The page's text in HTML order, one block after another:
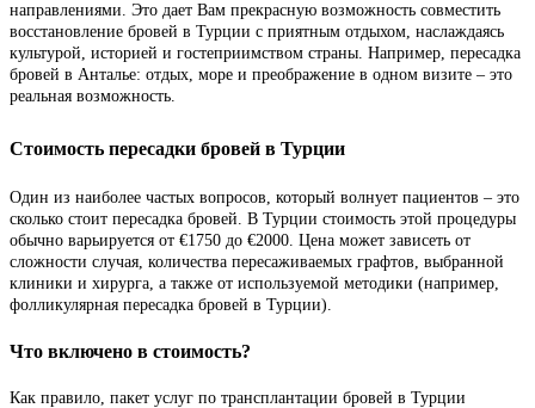
направлениями. Это дает Вам прекрасную возможность совместить
восстановление бровей в Турции с приятным отдыхом, наслаждаясь
культурой, историей и гостеприимством страны. Например, пересадка
бровей в Анталье: отдых, море и преображение в одном визите – это
реальная возможность.
Стоимость пересадки бровей в Турции
Один из наиболее частых вопросов, который волнует пациентов – это
сколько стоит пересадка бровей. В Турции стоимость этой процедуры
обычно варьируется от €1750 до €2000. Цена может зависеть от
сложности случая, количества пересаживаемых графтов, выбранной
клиники и хирурга, а также от используемой методики (например,
фолликулярная пересадка бровей в Турции).
Что включено в стоимость?
Как правило, пакет услуг по трансплантации бровей в Турции